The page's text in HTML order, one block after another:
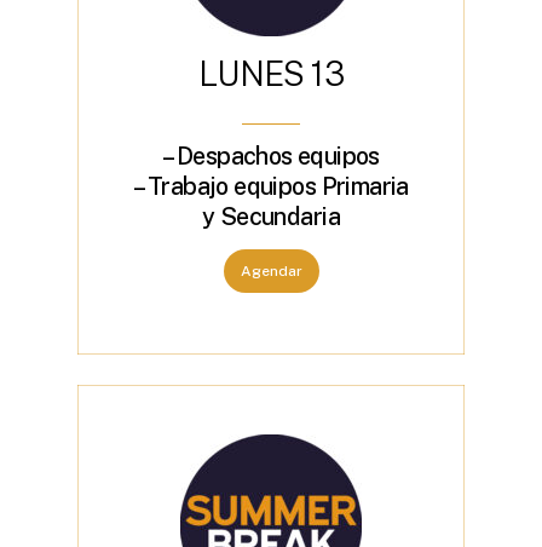
LUNES 13
– Despachos equipos
– Trabajo equipos Primaria
y Secundaria
Agendar